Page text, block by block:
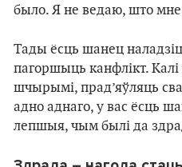
было. Я не ведаю, што мне
Тады ёсць шанец
пагоршыць канфлікт.
шчырымі, прад’яўляць
адно аднаго, у вас ёсць
лепшыя, чым былі да